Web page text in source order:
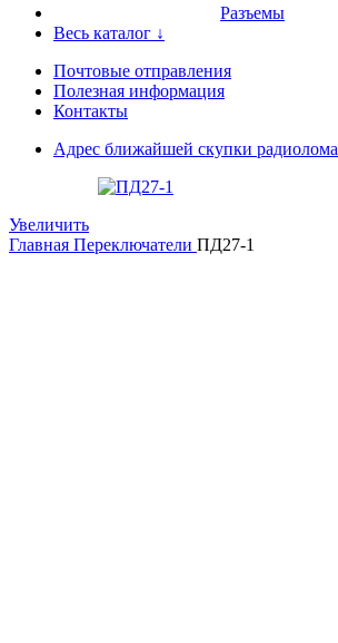
Разъемы
Весь каталог ↓
Почтовые отправления
Полезная информация
Контакты
Адрес ближайшей скупки радиолома
Увеличить
Главная Переключатели ПД27-1